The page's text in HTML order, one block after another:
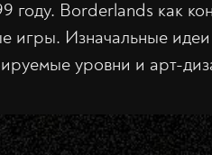
году. Borderlands как
игры. Изначальные
уровни и арт-